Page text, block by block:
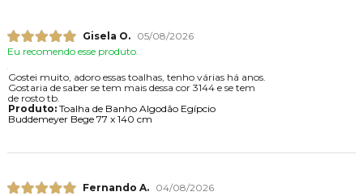
Gisela O.
05/08/2026
Eu recomendo esse produto.
Gostei muito, adoro essas toalhas, tenho várias há anos.
Gostaria de saber se tem mais dessa cor 3144 e se tem
de rosto tb.
Produto:Toalha de Banho Algodão Egípcio
Buddemeyer Bege 77 x 140 cm
Fernando A.
04/08/2026